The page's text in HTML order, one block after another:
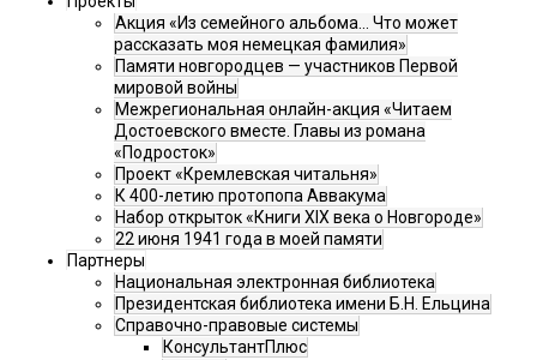
Акция «Из семейного альбома... Что может
рассказать моя немецкая фамилия»
Памяти новгородцев — участников Первой
мировой войны
Межрегиональная онлайн-акция «Читаем
Достоевского вместе. Главы из романа
«Подросток»
Проект «Кремлевская читальня»
К 400-летию протопопа Аввакума
Набор открыток «Книги XIX века о Новгороде»
22 июня 1941 года в моей памяти
Партнеры
Национальная электронная библиотека
Президентская библиотека имени Б.Н. Ельцина
Справочно-правовые системы
КонсультантПлюс